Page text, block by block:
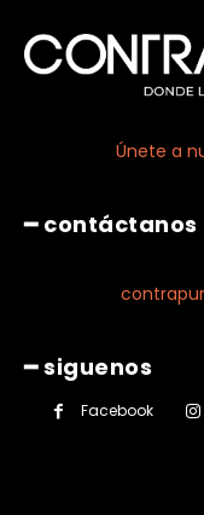
Únete a
━ contáctanos
━ siguenos
Facebook